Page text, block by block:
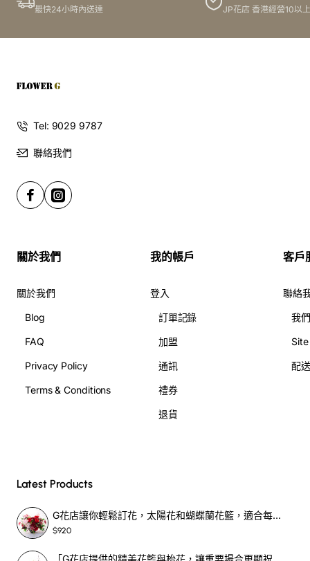
最快24小時內送達 JP花店 香港經營10以
Tel: 9029 9787
聯絡我們
關於我們
關於我們
Blog
FAQ
Privacy Policy
Terms & Conditions
我的帳戶
登入
訂單記錄
加盟
通訊
禮券
退貨
客戶
聯絡
我
配
Latest Products
G花店讓你輕鬆訂花，太陽花和蝴蝶蘭花籃，適合每個重要時刻！-SF390
$920